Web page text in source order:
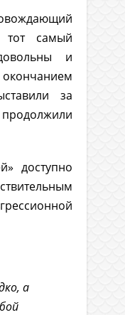
тот самый
и
за
доступно
а